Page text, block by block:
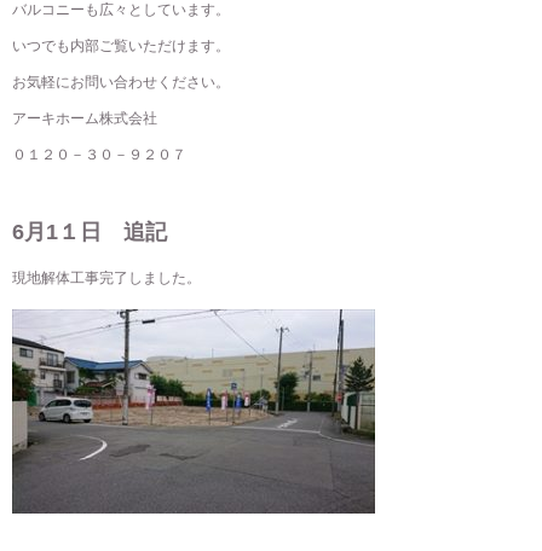
バルコニーも広々としています。
いつでも内部ご覧いただけます。
お気軽にお問い合わせください。
アーキホーム株式会社
０１２０－３０－９２０７
6月1１日 追記
現地解体工事完了しました。